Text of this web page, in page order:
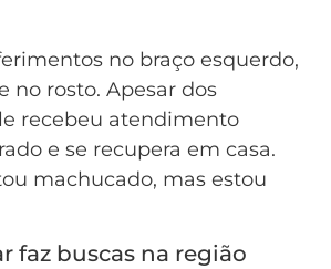
no braço esquerdo,
no rosto. Apesar dos
recebeu atendimento
e se recupera em casa.
machucado, mas estou
faz buscas na região